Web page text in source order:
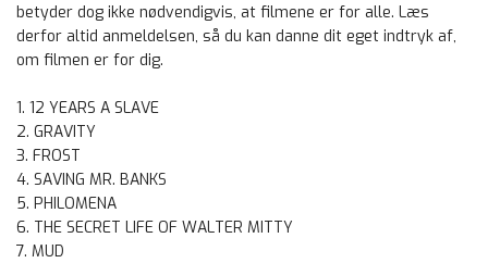
betyder dog ikke nødvendigvis, at filmene er for alle. Læs
derfor altid anmeldelsen, så du kan danne dit eget indtryk af,
om filmen er for dig.
1. 12 YEARS A SLAVE
2. GRAVITY
3. FROST
4. SAVING MR. BANKS
5. PHILOMENA
6. THE SECRET LIFE OF WALTER MITTY
7. MUD